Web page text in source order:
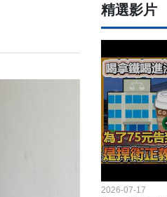
精選影片
2026-07-17